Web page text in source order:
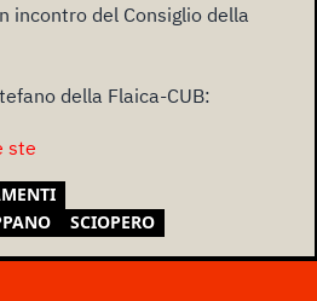
incontro del Consiglio della
della Flaica-CUB:
ste
SCIOPERO